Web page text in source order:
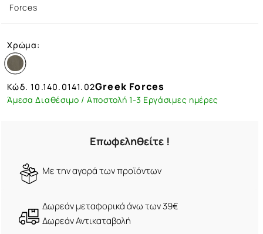
Forces
Χρώμα:
Κώδ.10.140.0141.02Greek Forces
Άμεσα Διαθέσιμο / Αποστολή 1-3 Εργάσιμες ημέρες
Επωφεληθείτε !
Mε την αγορά των προϊόντων
Δωρεάν μεταφορικά άνω των 39€
Δωρεάν Αντικαταβολή